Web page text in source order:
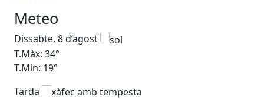
Meteo
Dissabte, 8 d’agost
T.Màx: 34°
T.Min: 19°
Tarda